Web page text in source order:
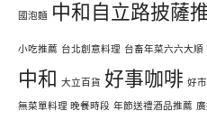
國泡麵 中和自立路披薩
小吃推薦 台北創意料理 台畜年菜六六大順
中和 大立百貨 好事咖啡 好
無菜單料理 晚餐時段 年節送禮酒品推薦